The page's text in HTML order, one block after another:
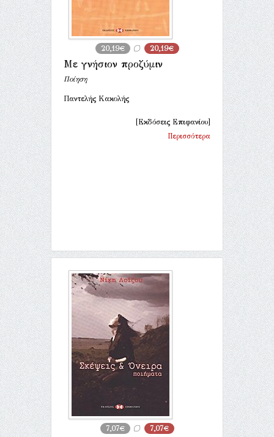
20,19€ 20,19€
Με γνήσιον προζύμιν
Ποίηση
Παντελής Κακολής
[Εκδόσεις Επιφανίου]
Περισσότερα
7,07€ 7,07€